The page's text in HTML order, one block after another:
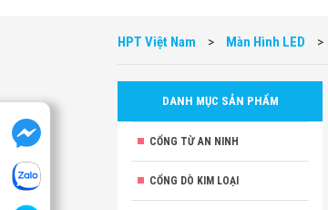
HPT Việt Nam > Màn Hình LED >
DANH MỤC SẢN PHẨM
CỔNG TỪ AN NINH
CỔNG DÒ KIM LOẠI